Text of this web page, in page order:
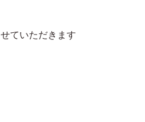
ていただきます